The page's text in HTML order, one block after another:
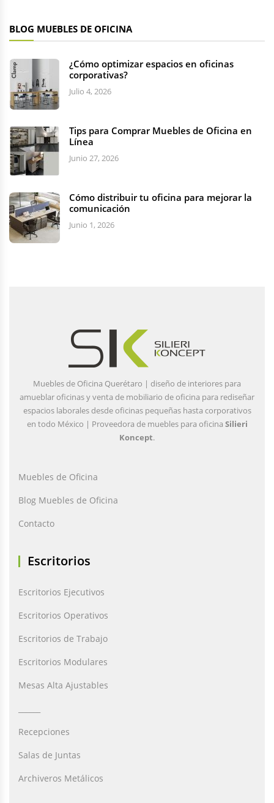
BLOG MUEBLES DE OFICINA
¿Cómo optimizar espacios en oficinas
corporativas?
Julio 4, 2026
Tips para Comprar Muebles de Oficina en
Línea
Junio 27, 2026
Cómo distribuir tu oficina para mejorar la
comunicación
Junio 1, 2026
Muebles de Oficina Querétaro | diseño de interiores para
amueblar oficinas y venta de mobiliario de oficina para rediseñar
espacios laborales desde oficinas pequeñas hasta corporativos
en todo México | Proveedora de muebles para oficina Silieri
Koncept.
Muebles de Oficina
Blog Muebles de Oficina
Contacto
Escritorios
Escritorios Ejecutivos
Escritorios Operativos
Escritorios de Trabajo
Escritorios Modulares
Mesas Alta Ajustables
Recepciones
Salas de Juntas
Archiveros Metálicos